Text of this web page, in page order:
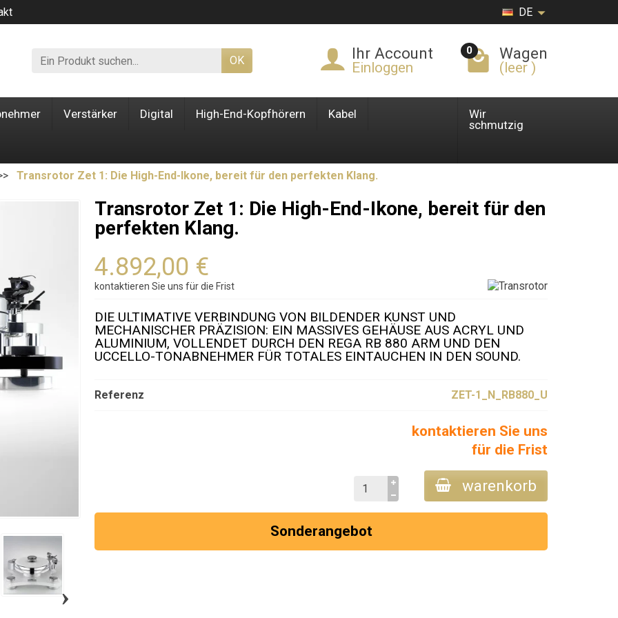
DE
OK Ihr Account
Einloggen
0 Wagen
(leer )
Verstärker Digital High-End-Kopfhörern Kabel
Wir
schmutzig
Transrotor Zet 1: Die High-End-Ikone, bereit für den perfekten Klang.
›
Transrotor Zet 1: Die High-End-Ikone, bereit für den
perfekten Klang.
4.892,00 €
kontaktieren Sie uns für die Frist
DIE ULTIMATIVE VERBINDUNG VON BILDENDER KUNST UND
MECHANISCHER PRÄZISION: EIN MASSIVES GEHÄUSE AUS ACRYL UND
ALUMINIUM, VOLLENDET DURCH DEN REGA RB 880 ARM UND DEN
UCCELLO-TONABNEHMER FÜR TOTALES EINTAUCHEN IN DEN SOUND.
Referenz ZET-1_N_RB880_U
kontaktieren Sie uns
für die Frist
warenkorb
Sonderangebot